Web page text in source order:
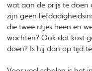
wat aan de prijs te doen
zijn geen
die twee ritjes heen en
wachten? Ook dat kost
doen? Is hij dan op tijd